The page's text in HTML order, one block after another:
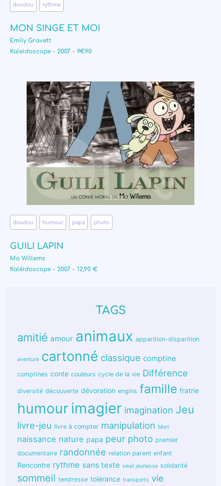
doudou rythme
MON SINGE ET MOI
Emily Gravett
Kaleidoscope - 2007 - 9€90
doudou humour papa photo
GUILI LAPIN
Mo Willems
Kaléidoscope - 2007 - 12,90 €
TAGS
amitié amour animaux apparition-disparition
aventure cartonné classique comptine
comptines conte couleurs cycle de la vie Différence
diversité découverte dévoration engins famille fratrie
humour imagier imagination Jeu
livre-jeu livre à compter manipulation Mort
naissance nature papa peur photo premier
documentaire randonnée relation parent enfant
Rencontre rythme sans texte seuil jeunesse solidarité
sommeil tendresse tolérance transports vie